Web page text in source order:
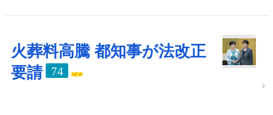
火葬料高騰 都知事が法改正
要請
74